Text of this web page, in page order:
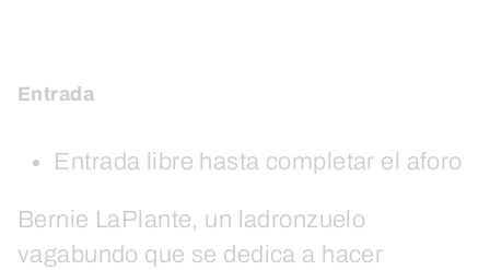
Entrada
Entrada libre hasta completar el aforo
Bernie LaPlante, un ladronzuelo
vagabundo que se dedica a hacer